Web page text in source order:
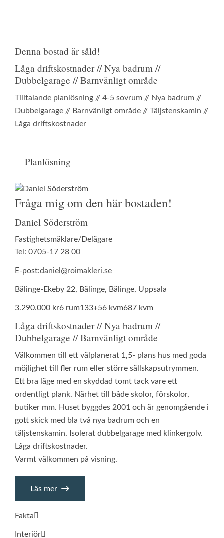
Denna bostad är såld!
Låga driftskostnader // Nya badrum //
Dubbelgarage // Barnvänligt område
Tilltalande planlösning // 4-5 sovrum // Nya badrum //
Dubbelgarage // Barnvänligt område // Täljstenskamin //
Låga driftskostnader
Planlösning
Fråga mig om den här bostaden!
Daniel Söderström
Fastighetsmäklare/Delägare
Tel: 0705-17 28 00
E-post:daniel@roimakleri.se
Bälinge-Ekeby 22, Bälinge, Bälinge, Uppsala
3.290.000 kr6 rum133+56 kvm687 kvm
Låga driftskostnader // Nya badrum //
Dubbelgarage // Barnvänligt område
Välkommen till ett välplanerat 1,5- plans hus med goda
möjlighet till fler rum eller större sällskapsutrymmen.
Ett bra läge med en skyddad tomt tack vare ett
ordentligt plank. Närhet till både skolor, förskolor,
butiker mm. Huset byggdes 2001 och är genomgående i
gott skick med bla två nya badrum och en
täljstenskamin. Isolerat dubbelgarage med klinkergolv.
Låga driftskostnader.
Varmt välkommen på visning.
Läs mer
Fakta
Interiör